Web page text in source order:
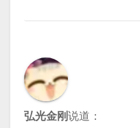
弘光金刚说道：